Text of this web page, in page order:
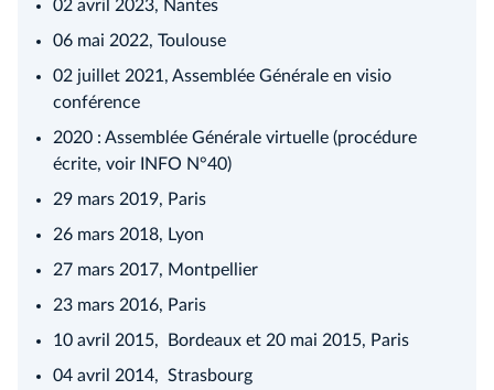
02 avril 2023, Nantes
06 mai 2022, Toulouse
02 juillet 2021, Assemblée Générale en visio
conférence
2020 : Assemblée Générale virtuelle (procédure
écrite, voir INFO N°40)
29 mars 2019, Paris
26 mars 2018, Lyon
27 mars 2017, Montpellier
23 mars 2016, Paris
10 avril 2015, Bordeaux et 20 mai 2015, Paris
04 avril 2014, Strasbourg